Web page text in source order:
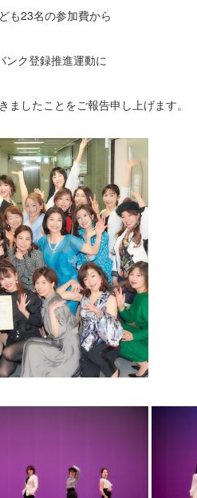
も23名の参加費から
ンク登録推進運動に
ましたことをご報告申し上げます。